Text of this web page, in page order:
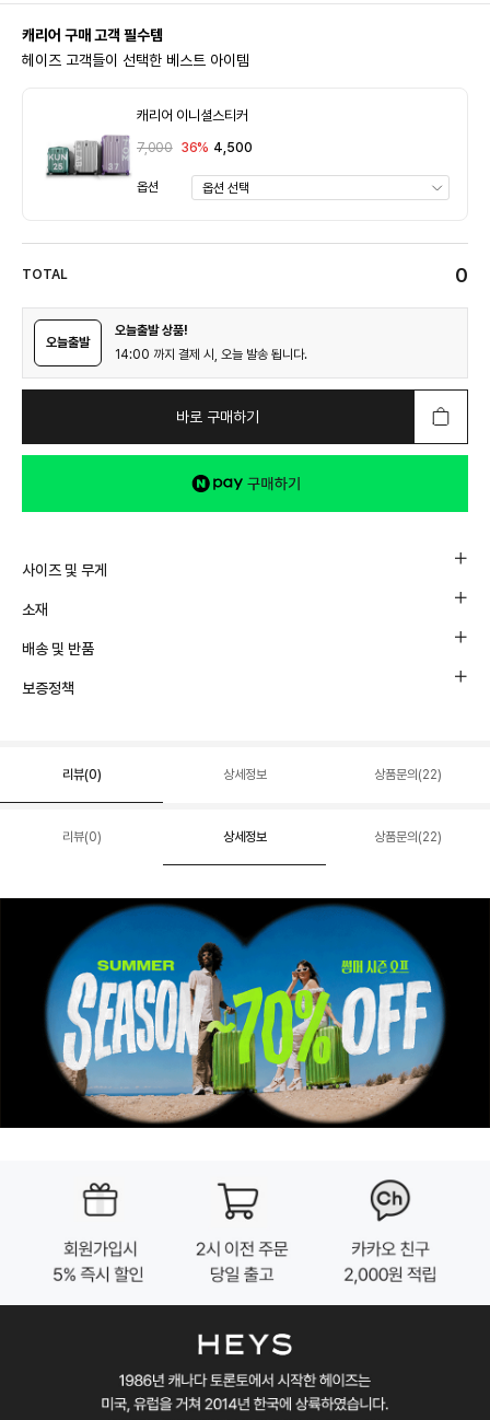
캐리어 구매 고객 필수템
헤이즈 고객들이 선택한 베스트 아이템
캐리어 이니셜스티커
7,000 36% 4,500
옵션
TOTAL 0
오늘출발
오늘출발 상품!
14:00 까지 결제 시, 오늘 발송 됩니다.
바로 구매하기
사이즈 및 무게
소재
배송 및 반품
보증정책
리뷰(0) 상세정보 상품문의(22)
리뷰(0) 상세정보 상품문의(22)